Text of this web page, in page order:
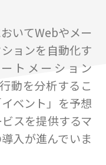
いてWebやメー
ョンを自動化す
トメーション
動を分析するこ
ベント」を予想
スを提供するマ
入が進んでいま